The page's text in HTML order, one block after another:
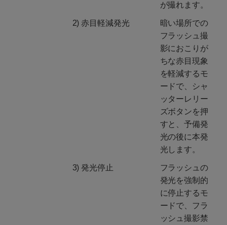
が撮れます。
2) 赤目軽減発光
暗い場所での
フラッシュ撮
影におこりが
ちな赤目現象
を軽減するモ
ードで、シャ
ッターレリー
ズボタンを押
すと、予備発
光の後に本発
光します。
3) 発光停止
フラッシュの
発光を強制的
に停止するモ
ードで、フラ
ッシュ撮影禁